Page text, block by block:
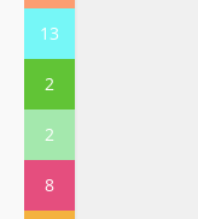
13
2
2
8